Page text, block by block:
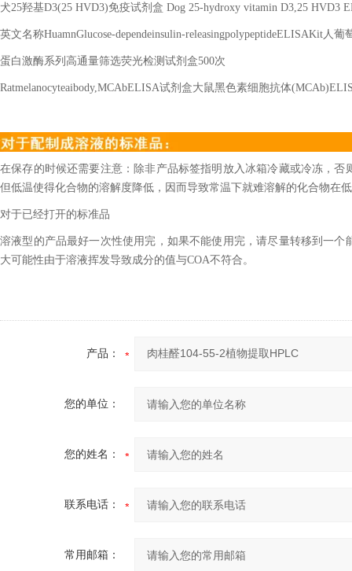
犬25羟基D3(25 HVD3)免疫试剂盒 Dog 25-hydroxy vitamin D3,25 HVD3
英文名称HuamnGlucose-dependeinsulin-releasingpolypeptideELISAKit人葡
蛋白激酶系列高通量筛选荧光检测试剂盒500次
Ratmelanocyteaibody,MCAbELISA试剂盒大鼠黑色素细胞抗体
在保存的时候还需要注意：除非产品标签指明放入冰箱冷藏或冷冻，
但低温使得化合物的溶解度降低，因而导致常温下就难溶解的化合物在
对于已经打开的标准品
溶液型的产品最好一次性使用完，如果不能使用完，请尽量转移到一
大可能性由于溶液挥发导致成分的值与COA不符合。
产品：
您的单位：
您的姓名：
联系电话：
常用邮箱：